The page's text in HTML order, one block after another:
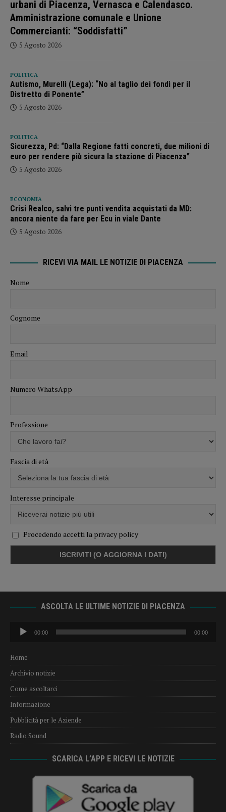
urbani di Piacenza, Vernasca e Calendasco.
Amministrazione comunale e Unione
Commercianti: “Soddisfatti”
5 Agosto 2026
POLITICA
Autismo, Murelli (Lega): “No al taglio dei fondi per il
Distretto di Ponente”
5 Agosto 2026
POLITICA
Sicurezza, Pd: “Dalla Regione fatti concreti, due milioni di
euro per rendere più sicura la stazione di Piacenza”
5 Agosto 2026
ECONOMIA
Crisi Realco, salvi tre punti vendita acquistati da MD:
ancora niente da fare per Ecu in viale Dante
5 Agosto 2026
RICEVI VIA MAIL LE NOTIZIE DI PIACENZA
Nome
Cognome
Email
Numero WhatsApp
Professione
Fascia di età
Interesse principale
Procedendo accetti la privacy policy
ASCOLTA LE ULTIME NOTIZIE DI PIACENZA
Audio
Player
00:00 00:00
Home
Archivio notizie
Come ascoltarci
Informazione
Pubblicità per le Aziende
Radio Sound
SCARICA L’APP E RICEVI LE NOTIZIE